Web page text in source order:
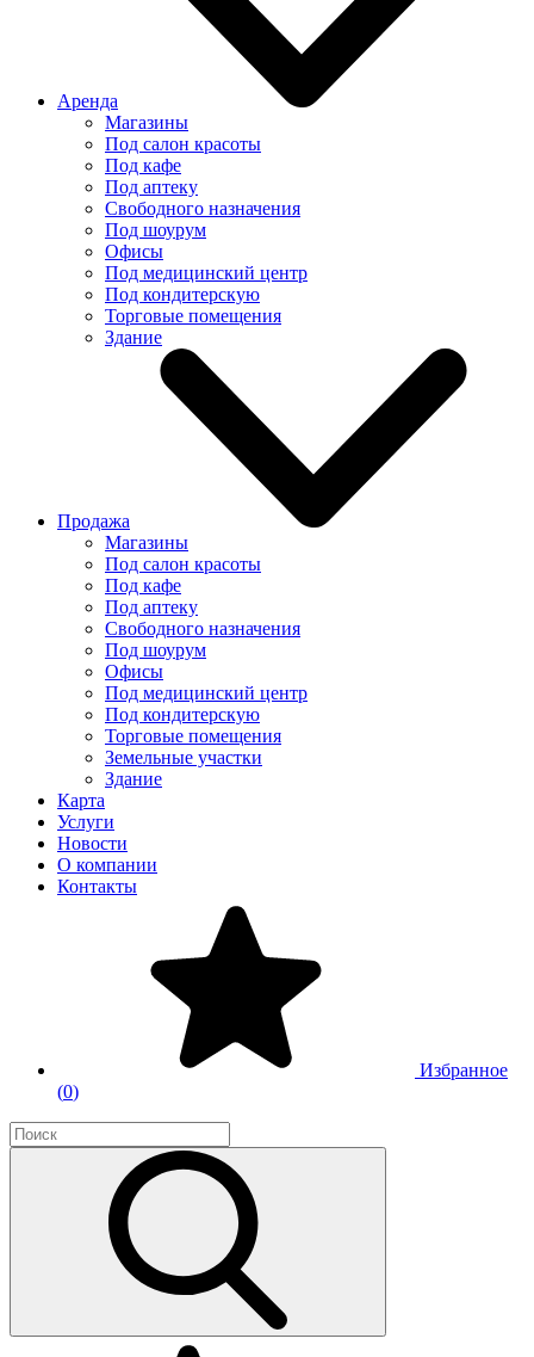
Аренда
Магазины
Под салон красоты
Под кафе
Под аптеку
Свободного назначения
Под шоурум
Офисы
Под медицинский центр
Под кондитерскую
Торговые помещения
Здание
Продажа
Магазины
Под салон красоты
Под кафе
Под аптеку
Свободного назначения
Под шоурум
Офисы
Под медицинский центр
Под кондитерскую
Торговые помещения
Земельные участки
Здание
Карта
Услуги
Новости
О компании
Контакты
Избранное
(0)